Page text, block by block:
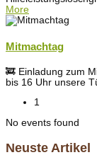
More
Mitmachtag
🚒 Einladung zum
bis 16 Uhr unsere
1
No events found
Neuste Artikel